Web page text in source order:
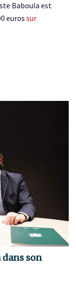
Baboula est
euros sur
dans son